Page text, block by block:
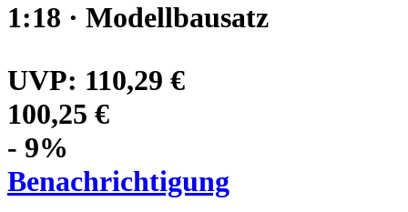
1:18 · Modellbausatz
UVP: 110,29 €
100,25 €
- 9%
Benachrichtigung